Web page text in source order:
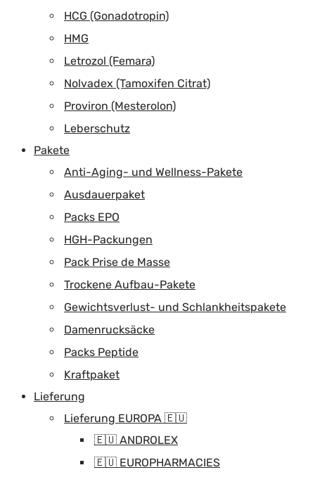
HCG (Gonadotropin)
HMG
Letrozol (Femara)
Nolvadex (Tamoxifen Citrat)
Proviron (Mesterolon)
Leberschutz
Pakete
Anti-Aging- und Wellness-Pakete
Ausdauerpaket
Packs EPO
HGH-Packungen
Pack Prise de Masse
Trockene Aufbau-Pakete
Gewichtsverlust- und Schlankheitspakete
Damenrucksäcke
Packs Peptide
Kraftpaket
Lieferung
Lieferung EUROPA 🇪🇺
🇪🇺 ANDROLEX
🇪🇺 EUROPHARMACIES